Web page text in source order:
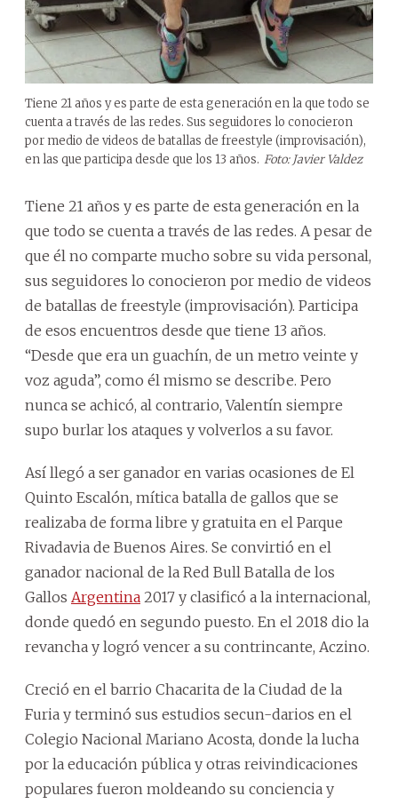
Tiene 21 años y es parte de esta generación en la que todo se
cuenta a través de las redes. Sus seguidores lo conocieron
por medio de videos de batallas de freestyle (improvisación),
en las que participa desde que los 13 años. Foto: Javier Valdez
Tiene 21 años y es parte de esta generación en la
que todo se cuenta a través de las redes. A pesar de
que él no comparte mucho sobre su vida personal,
sus seguidores lo conocieron por medio de videos
de batallas de freestyle (improvisación). Participa
de esos encuentros desde que tiene 13 años.
“Desde que era un guachín, de un metro veinte y
voz aguda”, como él mismo se describe. Pero
nunca se achicó, al contrario, Valentín siempre
supo burlar los ataques y volverlos a su favor.
Así llegó a ser ganador en varias ocasiones de El
Quinto Escalón, mítica batalla de gallos que se
realizaba de forma libre y gratuita en el Parque
Rivadavia de Buenos Aires. Se convirtió en el
ganador nacional de la Red Bull Batalla de los
Gallos Argentina 2017 y clasificó a la internacional,
donde quedó en segundo puesto. En el 2018 dio la
revancha y logró vencer a su contrincante, Aczino.
Creció en el barrio Chacarita de la Ciudad de la
Furia y terminó sus estudios secun-darios en el
Colegio Nacional Mariano Acosta, donde la lucha
por la educación pública y otras reivindicaciones
populares fueron moldeando su conciencia y